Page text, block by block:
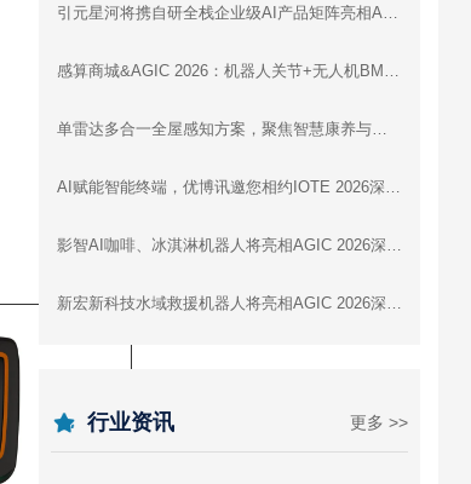
引元星河将携自研全栈企业级AI产品矩阵亮相AGIC 2026深圳通用人工智能展
感算商城&AGIC 2026：机器人关节+无人机BMS+灵巧手，一站式驱动智能未来
单雷达多合一全屋感知方案，聚焦智慧康养与全屋智能 | 云帆瑞达即将亮相IOTE 2026深圳展
AI赋能智能终端，优博讯邀您相约IOTE 2026深圳国际物联网展
影智AI咖啡、冰淇淋机器人将亮相AGIC 2026深圳通用人工智能展，展示数字劳动力新形态
新宏新科技水域救援机器人将亮相AGIC 2026深圳通用人工智能展
行业资讯 更多 >>